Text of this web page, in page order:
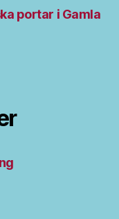
portar i Gamla